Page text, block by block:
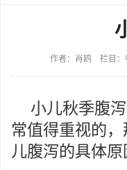
作者：肖鸥 栏目
小儿秋季腹
常值得重视的
儿腹泻的具体